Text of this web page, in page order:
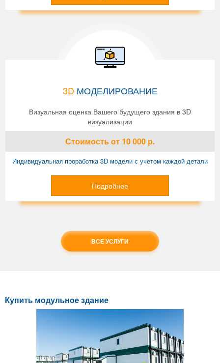
3D МОДЕЛИРОВАНИЕ
Визуальная оценка Вашего будущего здания в 3D
визуализации
Стоимостьот 10 000 р.
Индивидуальная проработка 3D модели с учетом каждой детали
Подробнее
ВСЕ УСЛУГИ
Купить модульное здание